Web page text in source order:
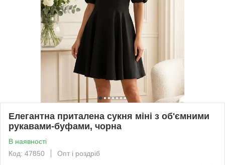
Елегантна приталена сукня міні з об'ємними
рукавами-буфами, чорна
В наявності
Код: 47850
Опт і роздріб